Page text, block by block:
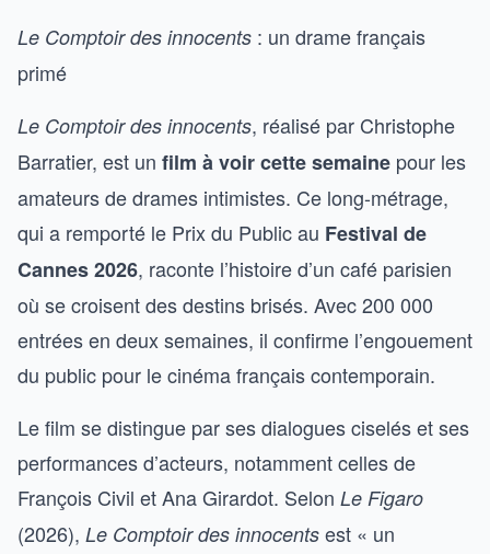
Le Comptoir des innocents : un drame français
primé
Le Comptoir des innocents, réalisé par Christophe
Barratier, est un film à voir cette semaine pour les
amateurs de drames intimistes. Ce long-métrage,
qui a remporté le Prix du Public au Festival de
Cannes 2026, raconte l’histoire d’un café parisien
où se croisent des destins brisés. Avec 200 000
entrées en deux semaines, il confirme l’engouement
du public pour le cinéma français contemporain.
Le film se distingue par ses dialogues ciselés et ses
performances d’acteurs, notamment celles de
François Civil et Ana Girardot. Selon Le Figaro
(2026), Le Comptoir des innocents est « un